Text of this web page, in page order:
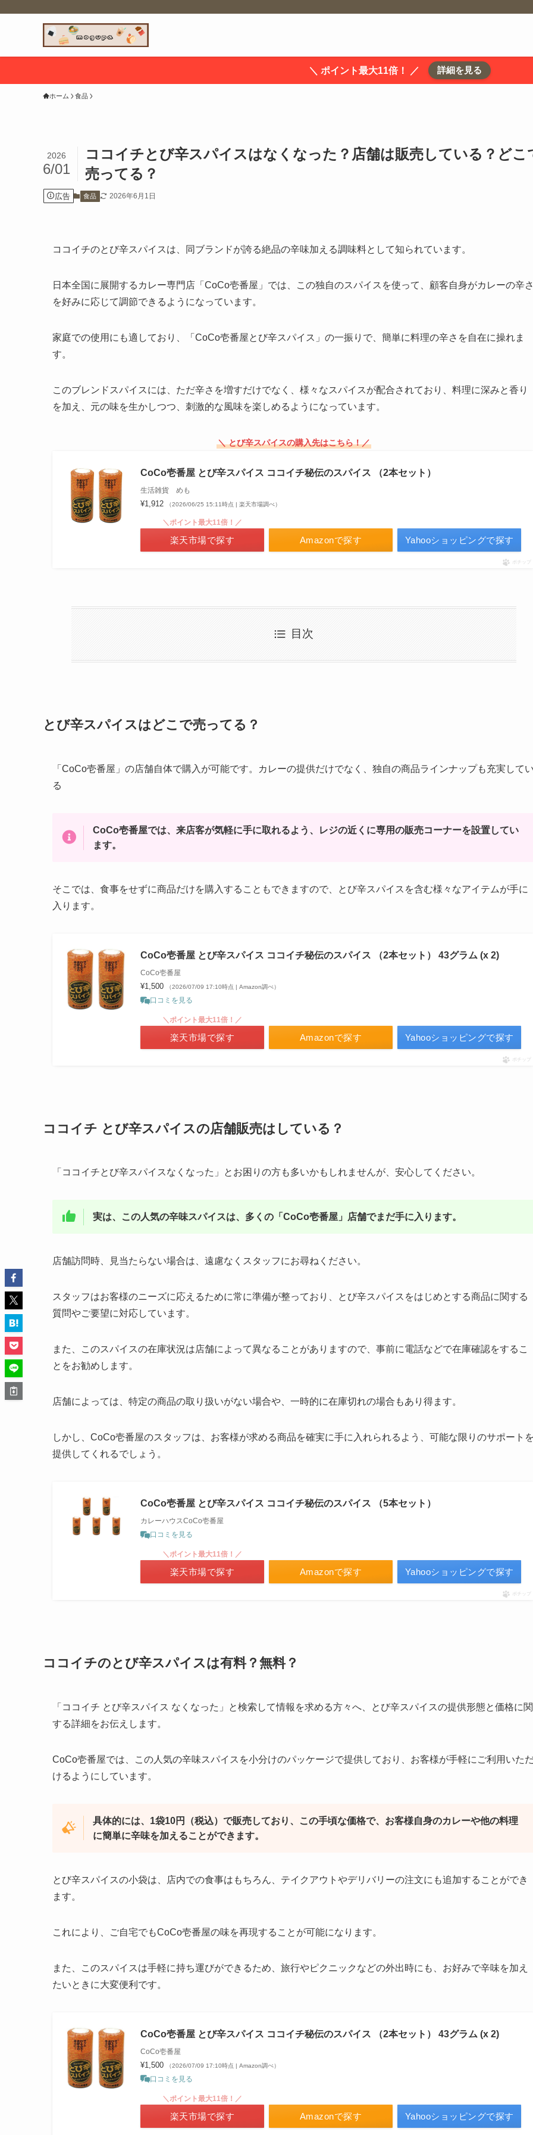
＼ ポイント最大11倍！ ／ 詳細を見る
ホーム 食品
ココイチとび辛スパイスはなくなった？店舗は販売している？どこ
売ってる？
2026
6/01
広告 食品 2026年6月1日
ココイチのとび辛スパイスは、同ブランドが誇る絶品の辛味加える調味料として知られています。
日本全国に展開するカレー専門店「CoCo壱番屋」では、この独自のスパイスを使って、顧客自身がカレーの辛
を好みに応じて調節できるようになっています。
家庭での使用にも適しており、「CoCo壱番屋とび辛スパイス」の一振りで、簡単に料理の辛さを自在に操れま
す。
このブレンドスパイスには、ただ辛さを増すだけでなく、様々なスパイスが配合されており、料理に深みと香り
を加え、元の味を生かしつつ、刺激的な風味を楽しめるようになっています。
＼ とび辛スパイスの購入先はこちら！／
CoCo壱番屋 とび辛スパイス ココイチ秘伝のスパイス （2本セット）
生活雑貨 めも
¥1,912 （2026/06/25 15:11時点 | 楽天市場調べ）
Amazonで探す
＼ポイント最大11倍！／
楽天市場で探す Yahooショッピングで探す
ポチップ
目次
とび辛スパイスはどこで売ってる？
「CoCo壱番屋」の店舗自体で購入が可能です。カレーの提供だけでなく、独自の商品ラインナップも充実して
る
CoCo壱番屋では、来店客が気軽に手に取れるよう、レジの近くに専用の販売コーナーを設置してい
ます。
そこでは、食事をせずに商品だけを購入することもできますので、とび辛スパイスを含む様々なアイテムが手に
入ります。
CoCo壱番屋 とび辛スパイス ココイチ秘伝のスパイス （2本セット） 43グラム (x 2)
CoCo壱番屋
¥1,500 （2026/07/09 17:10時点 | Amazon調べ）
口コミを見る
Amazonで探す
＼ポイント最大11倍！／
楽天市場で探す Yahooショッピングで探す
ポチップ
ココイチ とび辛スパイスの店舗販売はしている？
「ココイチとび辛スパイスなくなった」とお困りの方も多いかもしれませんが、安心してください。
実は、この人気の辛味スパイスは、多くの「CoCo壱番屋」店舗でまだ手に入ります。
店舗訪問時、見当たらない場合は、遠慮なくスタッフにお尋ねください。
スタッフはお客様のニーズに応えるために常に準備が整っており、とび辛スパイスをはじめとする商品に関する
質問やご要望に対応しています。
また、このスパイスの在庫状況は店舗によって異なることがありますので、事前に電話などで在庫確認をするこ
とをお勧めします。
店舗によっては、特定の商品の取り扱いがない場合や、一時的に在庫切れの場合もあり得ます。
しかし、CoCo壱番屋のスタッフは、お客様が求める商品を確実に手に入れられるよう、可能な限りのサポート
提供してくれるでしょう。
CoCo壱番屋 とび辛スパイス ココイチ秘伝のスパイス （5本セット）
カレーハウスCoCo壱番屋
口コミを見る
Amazonで探す
＼ポイント最大11倍！／
楽天市場で探す Yahooショッピングで探す
ポチップ
ココイチのとび辛スパイスは有料？無料？
「ココイチ とび辛スパイス なくなった」と検索して情報を求める方々へ、とび辛スパイスの提供形態と価格に関
する詳細をお伝えします。
CoCo壱番屋では、この人気の辛味スパイスを小分けのパッケージで提供しており、お客様が手軽にご利用いた
けるようにしています。
具体的には、1袋10円（税込）で販売しており、この手頃な価格で、お客様自身のカレーや他の料理
に簡単に辛味を加えることができます。
とび辛スパイスの小袋は、店内での食事はもちろん、テイクアウトやデリバリーの注文にも追加することができ
ます。
これにより、ご自宅でもCoCo壱番屋の味を再現することが可能になります。
また、このスパイスは手軽に持ち運びができるため、旅行やピクニックなどの外出時にも、お好みで辛味を加え
たいときに大変便利です。
CoCo壱番屋 とび辛スパイス ココイチ秘伝のスパイス （2本セット） 43グラム (x 2)
CoCo壱番屋
¥1,500 （2026/07/09 17:10時点 | Amazon調べ）
口コミを見る
Amazonで探す
＼ポイント最大11倍！／
楽天市場で探す Yahooショッピングで探す